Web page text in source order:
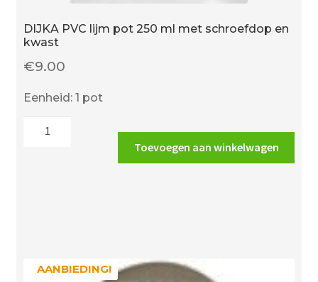
DIJKA PVC lijm pot 250 ml met schroefdop en
kwast
€9.00
Eenheid: 1 pot
Toevoegen aan winkelwagen
AANBIEDING!
AANBIEDING!